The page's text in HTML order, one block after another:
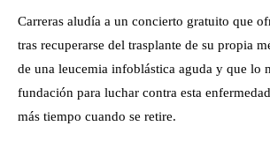
Carreras aludía a un concierto gratuito que
tras recuperarse del trasplante de su propia
de una leucemia infoblástica aguda y que lo
fundación para luchar contra esta
más tiempo cuando se retire.